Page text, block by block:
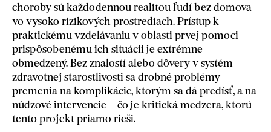
choroby sú každodennou realitou ľudí bez domova
vo vysoko rizikových prostrediach. Prístup k
praktickému vzdelávaniu v oblasti prvej pomoci
prispôsobenému ich situácii je extrémne
obmedzený. Bez znalostí alebo dôvery v systém
zdravotnej starostlivosti sa drobné problémy
premenia na komplikácie, ktorým sa dá predísť, a na
núdzové intervencie – čo je kritická medzera, ktorú
tento projekt priamo rieši.